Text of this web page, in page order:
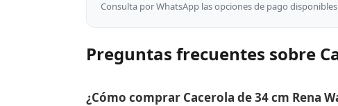
Consulta por WhatsApp las opciones de pago
Preguntas frecuentes sobre
¿Cómo comprar Cacerola de 34 cm Rena